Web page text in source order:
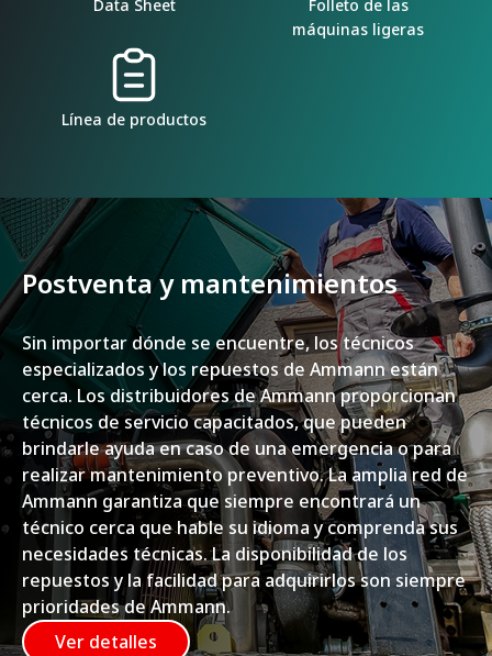
Data Sheet
Folleto de las
máquinas ligeras
Línea de productos
Postventa y mantenimientos
Sin importar dónde se encuentre, los técnicos
especializados y los repuestos de Ammann están
cerca. Los distribuidores de Ammann proporcionan
técnicos de servicio capacitados, que pueden
brindarle ayuda en caso de una emergencia o para
realizar mantenimiento preventivo. La amplia red de
Ammann garantiza que siempre encontrará un
técnico cerca que hable su idioma y comprenda sus
necesidades técnicas. La disponibilidad de los
repuestos y la facilidad para adquirirlos son siempre
prioridades de Ammann.
Ver detalles